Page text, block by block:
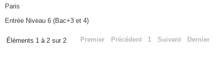
Paris
Entrée Niveau 6 (Bac+3 et 4)
Éléments 1 à 2 sur 2 Premier Précédent 1 Suivant Dernier